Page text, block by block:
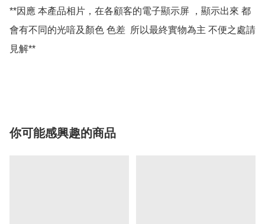
**因應 本產品相片，在各顧客的電子顯示屏 ，顯示出來 都
會有不同的光喑及顏色 色差  所以最終實物為主 不便之處請
見解**
你可能感興趣的商品